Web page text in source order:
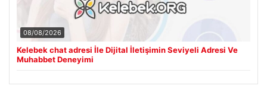
08/08/2026
Kelebek chat adresi İle Dijital İletişimin Seviyeli Adresi Ve
Muhabbet Deneyimi